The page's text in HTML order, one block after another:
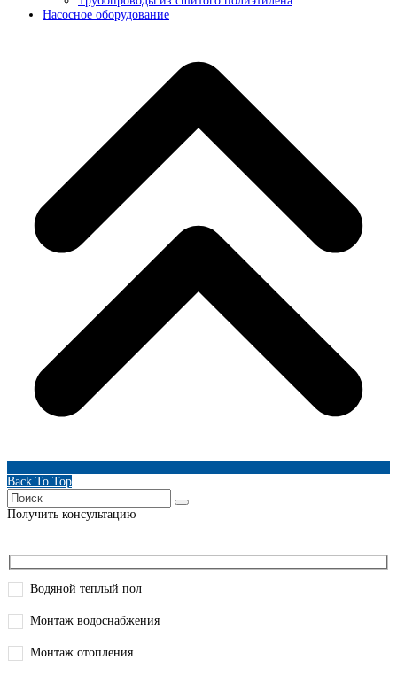
Насосное оборудование
Back To Top
Получить консультацию
Водяной теплый пол
Монтаж водоснабжения
Монтаж отопления